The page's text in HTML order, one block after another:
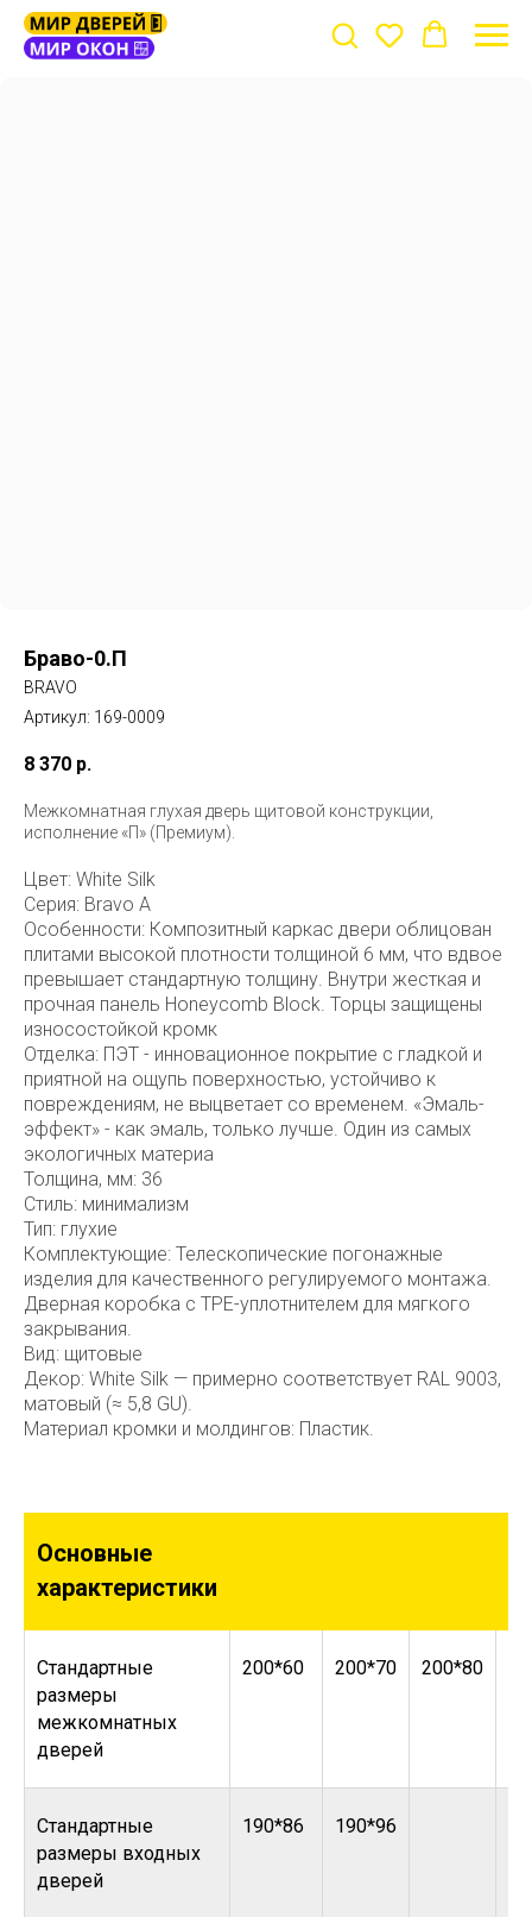
Браво-0.П
BRAVO
Артикул: 169-0009
8 370 р.
Межкомнатная глухая дверь щитовой конструкции,
исполнение «П» (Премиум).
Цвет: White Silk
Серия: Bravo A
Особенности: Композитный каркас двери облицован
плитами высокой плотности толщиной 6 мм, что вдвое
превышает стандартную толщину. Внутри жесткая и
прочная панель Honeycomb Block. Торцы защищены
износостойкой кромк
Отделка: ПЭТ - инновационное покрытие c гладкой и
приятной на ощупь поверхностью, устойчиво к
повреждениям, не выцветает со временем. «Эмаль-
эффект» - как эмаль, только лучше. Один из самых
экологичных материа
Толщина, мм: 36
Стиль: минимализм
Тип: глухие
Комплектующие: Телескопические погонажные
изделия для качественного регулируемого монтажа.
Дверная коробка с TPE-уплотнителем для мягкого
закрывания.
Вид: щитовые
Декор: White Silk — примерно соответствует RAL 9003,
матовый (≈ 5,8 GU).
Материал кромки и молдингов: Пластик.
Основные
характеристики
Стандартные
размеры
межкомнатных
дверей
200*60 200*70 200*80
Стандартные
размеры входных
дверей
190*86 190*96